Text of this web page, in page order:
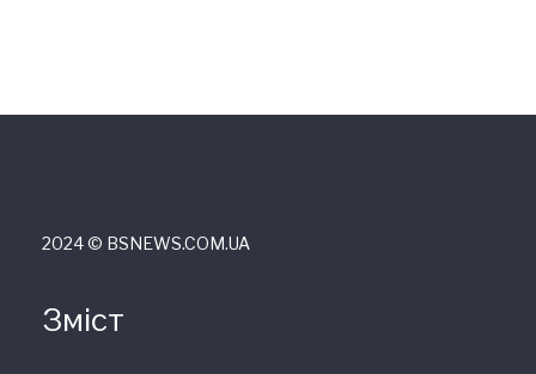
2024 © ВSNEWS.COM.UA
Зміст